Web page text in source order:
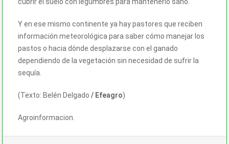
Y en ese mismo continente ya hay pastores que reciben
información meteorológica para saber cómo manejar los
pastos o hacia dónde desplazarse con el ganado
dependiendo de la vegetación sin necesidad de sufrir la
sequía.
(Texto: Belén Delgado / Efeagro)
Agroinformacion.